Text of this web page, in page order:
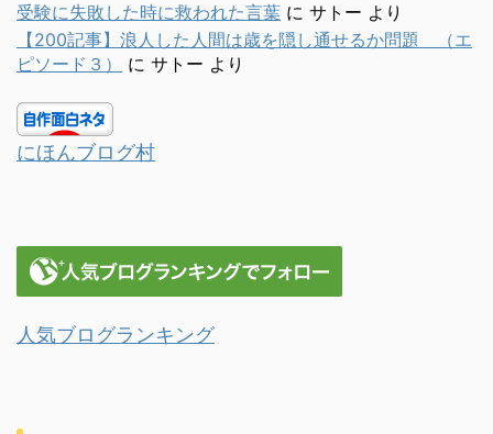
受験に失敗した時に救われた言葉 に サトー より
【200記事】浪人した人間は歳を隠し通せるか問題 （エ
ピソード３）
に サトー より
にほんブログ村
人気ブログランキング